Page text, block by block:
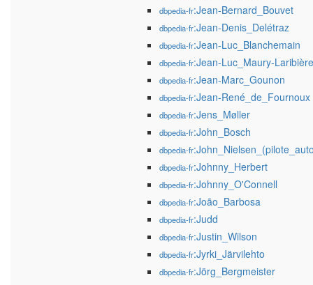
dbpedia-fr:Jean-Bernard_Bouvet
dbpedia-fr:Jean-Denis_Delétraz
dbpedia-fr:Jean-Luc_Blanchemain
dbpedia-fr:Jean-Luc_Maury-Laribière
dbpedia-fr:Jean-Marc_Gounon
dbpedia-fr:Jean-René_de_Fournoux
dbpedia-fr:Jens_Møller
dbpedia-fr:John_Bosch
dbpedia-fr
dbpedia-fr:Johnny_Herbert
dbpedia-fr:Johnny_O'Connell
dbpedia-fr:João_Barbosa
dbpedia-fr:Judd
dbpedia-fr:Justin_Wilson
dbpedia-fr:Jyrki_Järvilehto
dbpedia-fr:Jörg_Bergmeister